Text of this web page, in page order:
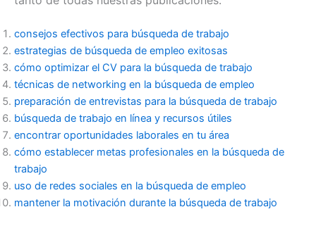
consejos efectivos para búsqueda de trabajo
estrategias de búsqueda de empleo exitosas
cómo optimizar el CV para la búsqueda de trabajo
técnicas de networking en la búsqueda de empleo
preparación de entrevistas para la búsqueda de trabajo
búsqueda de trabajo en línea y recursos útiles
encontrar oportunidades laborales en tu área
cómo establecer metas profesionales en la búsqueda de
trabajo
uso de redes sociales en la búsqueda de empleo
mantener la motivación durante la búsqueda de trabajo